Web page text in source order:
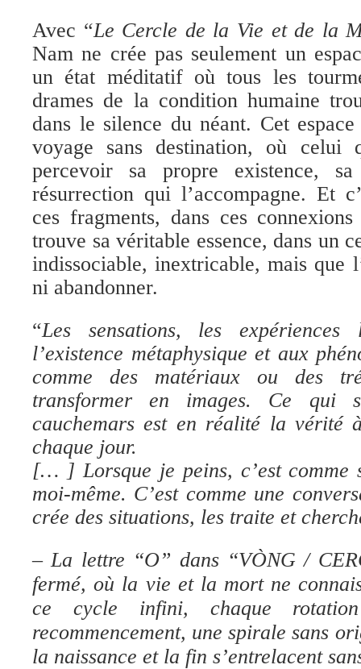
Avec “Le Cercle de la Vie et de la
Nam ne crée pas seulement un
un état méditatif où tous les
drames de la condition humaine
dans le silence du néant. Cet
voyage sans destination, où celui
percevoir sa propre existence,
résurrection qui l’accompagne. Et
ces fragments, dans ces
trouve sa véritable essence, dans un
indissociable, inextricable, mais que
ni abandonner.
“Les sensations, les
l’existence métaphysique et aux
comme des matériaux ou des
transformer en images. Ce qui
cauchemars est en réalité la vérité
chaque jour.
[… ] Lorsque je peins, c’est comme
moi-même. C’est comme une
crée des situations, les traite et
– La lettre “O” dans “VÒNG /
fermé, où la vie et la mort ne
ce cycle infini, chaque
recommencement, une spirale sans
la naissance et la fin s’entrelacent